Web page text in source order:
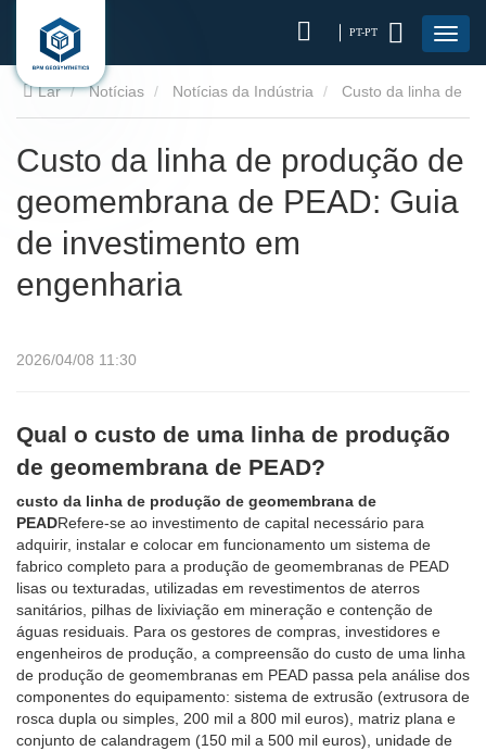
PT-PT
Lar Notícias Notícias da Indústria
engenharia
Custo da linha de produção de
geomembrana de PEAD: Guia
de investimento em
engenharia
2026/04/08 11:30
Qual o custo de uma linha de produção
de geomembrana de PEAD?
custo da linha de produção de geomembrana de
PEADRefere-se ao investimento de capital necessário para
adquirir, instalar e colocar em funcionamento um sistema de
fabrico completo para a produção de geomembranas de PEAD
lisas ou texturadas, utilizadas em revestimentos de aterros
sanitários, pilhas de lixiviação em mineração e contenção de
águas residuais. Para os gestores de compras, investidores e
engenheiros de produção, a compreensão do custo de uma linha
de produção de geomembranas em PEAD passa pela análise dos
componentes do equipamento: sistema de extrusão (extrusora de
rosca dupla ou simples, 200 mil a 800 mil euros), matriz plana e
conjunto de calandragem (150 mil a 500 mil euros), unidade de